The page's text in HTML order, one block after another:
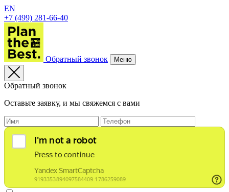
EN
+7 (499) 281-66-40
Обратный звонок Меню
Обратный звонок
Оставьте заявку, и мы свяжемся с вами